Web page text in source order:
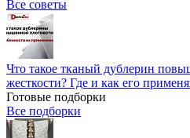
Все советы
Что такое тканый дублерин
жесткости? Где и как его
Готовые подборки
Все подборки